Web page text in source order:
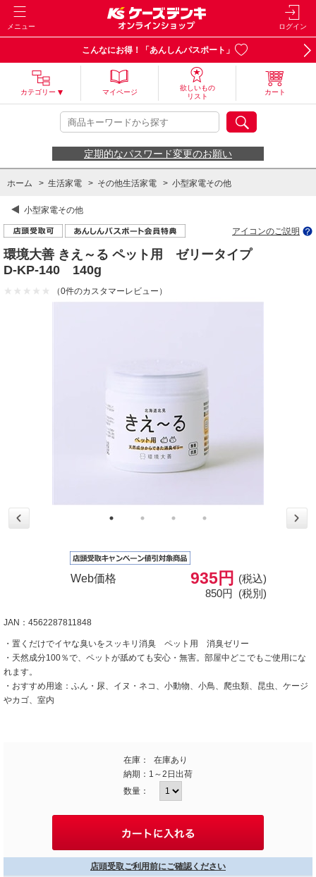
メニュー ログイン
こんなにお得！「あんしんパスポート」
カテゴリー マイページ
欲しいもの
リスト
カート
定期的なパスワード変更のお願い
ホーム > 生活家電 > その他生活家電 > 小型家電その他
小型家電その他
アイコンのご説明
環境大善 きえ～る ペット用 ゼリータイプ
D-KP-140 140g
（0件のカスタマーレビュー）
Web価格 935円
(税込)
850円 (税別)
JAN：4562287811848
・置くだけでイヤな臭いをスッキリ消臭 ペット用 消臭ゼリー
・天然成分100％で、ペットが舐めても安心・無害。部屋中どこでもご使用にな
れます。
・おすすめ用途：ふん・尿、イヌ・ネコ、小動物、小鳥、爬虫類、昆虫、ケージ
やカゴ、室内
在庫：
在庫あり
納期： 1～2日出荷
数量：
店頭受取ご利用前にご確認ください